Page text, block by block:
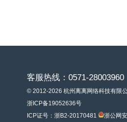
客服热线：0571-28003960
© 2012-2026 杭州离离网络科技有限
浙ICP备19052636号
ICP证号：浙B2-20170481
浙公网